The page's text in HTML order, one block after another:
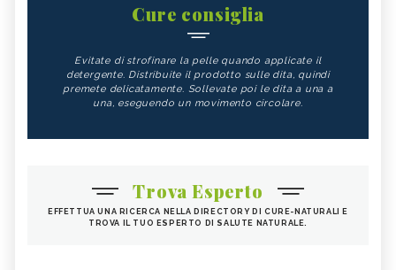
Cure consiglia
Evitate di strofinare la pelle quando applicate il
detergente. Distribuite il prodotto sulle dita, quindi
premete delicatamente. Sollevate poi le dita a una a
una, eseguendo un movimento circolare.
Trova Esperto
EFFETTUA UNA RICERCA NELLA DIRECTORY DI CURE-NATURALI E
TROVA IL TUO ESPERTO DI SALUTE NATURALE.